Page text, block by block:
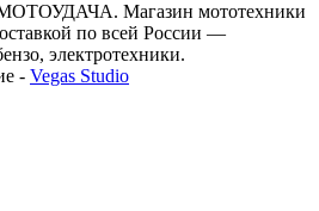
Магазин мототехники
по всей России —
электротехники.
- Vegas Studio